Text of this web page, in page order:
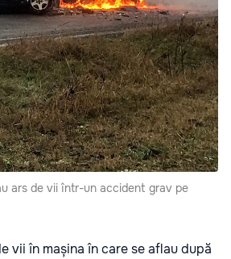
ars de vii într-un accident grav pe
vii în mașina în care se aflau după